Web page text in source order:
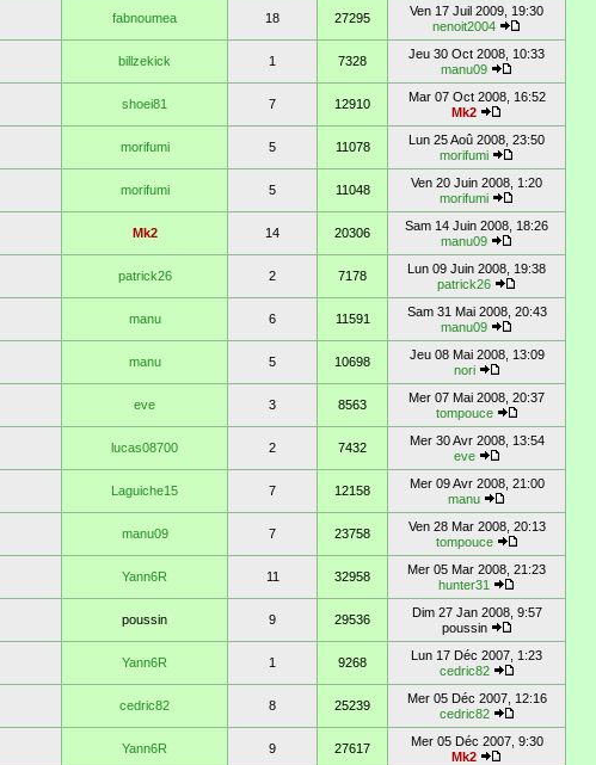
fabnoumea 18 27295
Ven 17 Juil 2009, 19:30
nenoit2004
billzekick 1 7328
Jeu 30 Oct 2008, 10:33
manu09
shoei81 7 12910
Mar 07 Oct 2008, 16:52
Mk2
morifumi 5 11078
Lun 25 Aoû 2008, 23:50
morifumi
morifumi 5 11048
Ven 20 Juin 2008, 1:20
morifumi
Mk2 14 20306
Sam 14 Juin 2008, 18:26
manu09
patrick26 2 7178
Lun 09 Juin 2008, 19:38
patrick26
manu 6 11591
Sam 31 Mai 2008, 20:43
manu09
manu 5 10698
Jeu 08 Mai 2008, 13:09
nori
eve 3 8563
Mer 07 Mai 2008, 20:37
tompouce
lucas08700 2 7432
Mer 30 Avr 2008, 13:54
eve
Laguiche15 7 12158
Mer 09 Avr 2008, 21:00
manu
manu09 7 23758
Ven 28 Mar 2008, 20:13
tompouce
Yann6R 11 32958
Mer 05 Mar 2008, 21:23
hunter31
poussin 9 29536
Dim 27 Jan 2008, 9:57
poussin
Yann6R 1 9268
Lun 17 Déc 2007, 1:23
cedric82
cedric82 8 25239
Mer 05 Déc 2007, 12:16
cedric82
Yann6R 9 27617
Mer 05 Déc 2007, 9:30
Mk2